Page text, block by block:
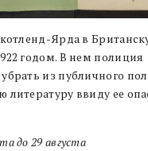
Ярда в
годом. В нем полиция
из публичного
литературу ввиду ее
до 29 августа